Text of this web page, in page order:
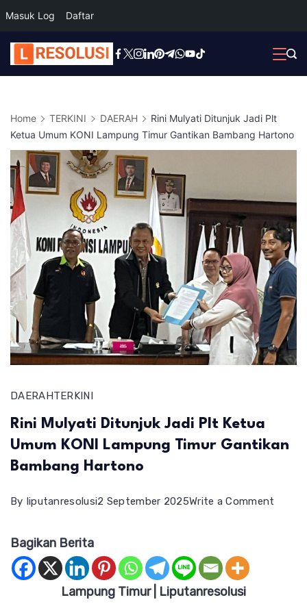
Masuk Log Daftar
Skip
to
Home TERKINI DAERAH
Rini Mulyati Ditunjuk Jadi Plt
Ketua Umum KONI Lampung Timur Gantikan Bambang Hartono
DAERAHTERKINI
Rini Mulyati Ditunjuk Jadi Plt Ketua
Umum KONI Lampung Timur Gantikan
Bambang Hartono
By liputanresolusi2 September 2025Write a Comment
Bagikan Berita
Lampung Timur | Liputanresolusi